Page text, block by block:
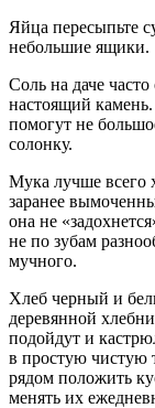
Яйца пересыпьте
небольшие ящики.
Соль на даче
настоящий
помогут не
солонку.
Мука лучше всего
заранее
она не
не по зубам
мучного.
Хлеб черный и
деревянной
подойдут и
в простую чистую
рядом положить
менять их